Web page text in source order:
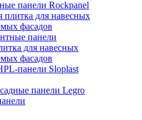
панели Rockpanel
плитка для навесных
фасадов
панели
для навесных
фасадов
панели Sloplast
панели Legro